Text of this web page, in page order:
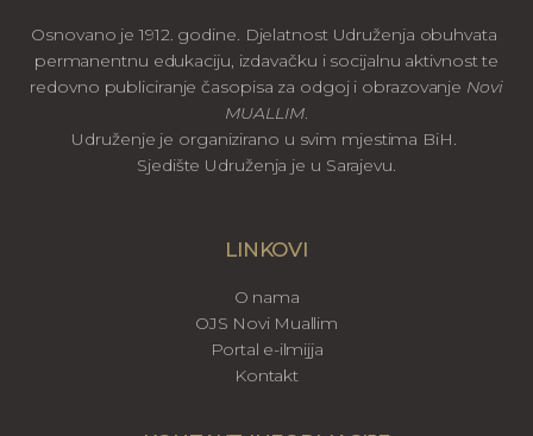
Osnovano je 1912. godine. Djelatnost Udruženja obuhvata
permanentnu edukaciju, izdavačku i socijalnu aktivnost te
redovno publiciranje časopisa za odgoj i obrazovanje Novi
MUALLIM.
Udruženje je organizirano u svim mjestima BiH.
Sjedište Udruženja je u Sarajevu.
LINKOVI
O nama
OJS Novi Muallim
Portal e-ilmijja
Kontakt